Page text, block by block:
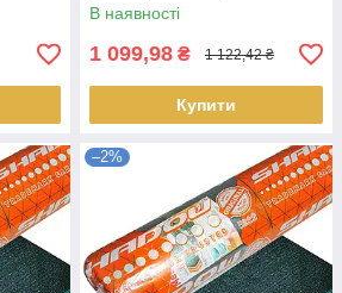
В наявності
1 099,98 ₴ 1 122,42 ₴
Купити
–2%